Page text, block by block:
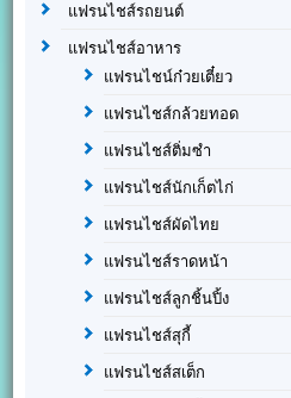
แฟรนไชส์รถยนต์
แฟรนไชส์อาหาร
แฟรนไชน์ก๋วยเตี๋ยว
แฟรนไชส์กล้วยทอด
แฟรนไชส์ติ่มซำ
แฟรนไชส์นักเก็ตไก่
แฟรนไชส์ผัดไทย
แฟรนไชส์ราดหน้า
แฟรนไชส์ลูกชิ้นปิ้ง
แฟรนไชส์สุกี้
แฟรนไชส์สเต็ก